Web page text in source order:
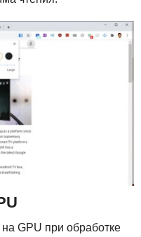
на GPU при обработке